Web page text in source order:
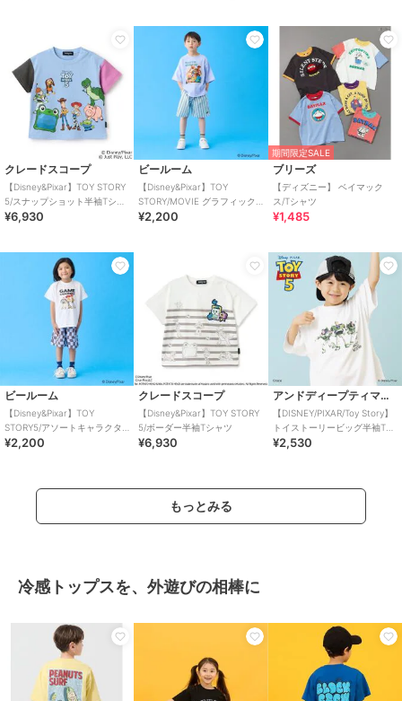
クレードスコープ
【Disney&Pixar】TOY STORY
5/スナップショット半袖Tシャ
ツ
¥6,930
ビールーム
【Disney&Pixar】TOY
STORY/MOVIE グラフィックT
シャツ
¥2,200
期間限定SALE
ブリーズ
【ディズニー】 ベイマック
ス/Tシャツ
¥1,485
ビールーム
【Disney&Pixar】TOY
STORY5/アソートキャラクタ
ーTシャツ
¥2,200
クレードスコープ
【Disney&Pixar】TOY STORY
5/ボーダー半袖Tシャツ
¥6,930
アンドディープティマイン
【DISNEY/PIXAR/Toy Story】
トイストーリービッグ半袖Tシ
ャツ
¥2,530
もっとみる
冷感トップスを、外遊びの相棒に